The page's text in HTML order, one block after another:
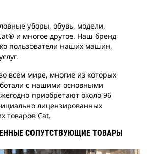
уборы, обувь, модели,
и многое другое. Наш бренд
пользователи наших машин,
всем мире, многие из которых
с нашими основными
приобретают около 96
лицензированных
товаров Cat.
СОПУТСТВУЮЩИЕ ТОВАРЫ